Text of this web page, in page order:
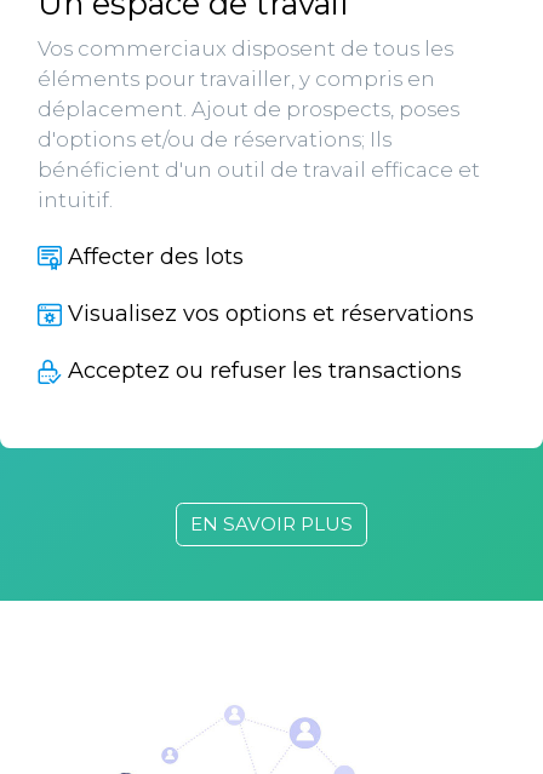
Vos commerciaux disposent de tous les
éléments pour travailler, y compris en
déplacement. Ajout de prospects, poses
d'options et/ou de réservations; Ils
bénéficient d'un outil de travail efficace et
intuitif.
Affecter des lots
Visualisez vos options et réservations
Acceptez ou refuser les transactions
EN SAVOIR PLUS